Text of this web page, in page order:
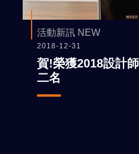
活動新訊 NEW
2018-12-31
賀!榮獲2018設計
二名